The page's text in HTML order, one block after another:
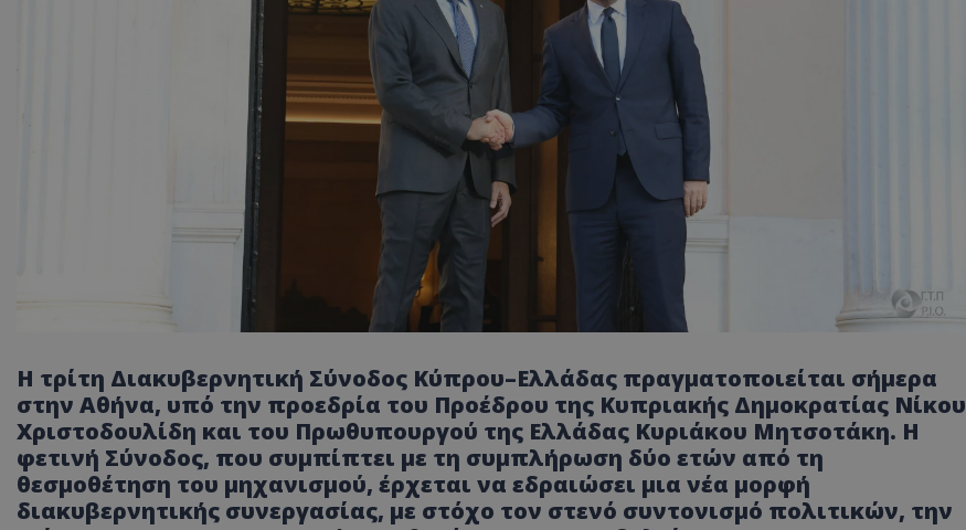
Η τρίτη Διακυβερνητική Σύνοδος Κύπρου–Ελλάδας πραγματοποιείται σήμερα
στην Αθήνα, υπό την προεδρία του Προέδρου της Κυπριακής Δημοκρατίας Νίκου
Χριστοδουλίδη και του Πρωθυπουργού της Ελλάδας Κυριάκου Μητσοτάκη. Η
φετινή Σύνοδος, που συμπίπτει με τη συμπλήρωση δύο ετών από τη
θεσμοθέτηση του μηχανισμού, έρχεται να εδραιώσει μια νέα μορφή
διακυβερνητικής συνεργασίας, με στόχο τον στενό συντονισμό πολιτικών, την